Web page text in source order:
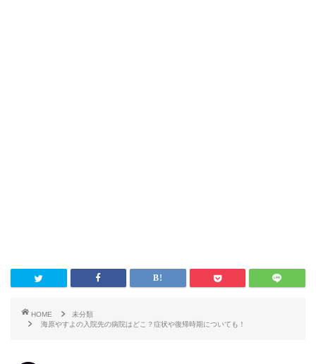
HOME
未分類
海原やすよの入院先の病院はどこ？症状や復帰時期についても！